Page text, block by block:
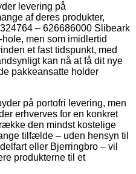
levering på
af deres produkter,
– 626686000 Slibeark
men som imidlertid
et fast tidspunkt, med
kan nå at få dit nye
pakkeansatte holder
på portofri levering, men
erhverves for en konkret
den mindst kostelige
tilfælde – uden hensyn til
eller Bjerringbro – vil
produkterne til et